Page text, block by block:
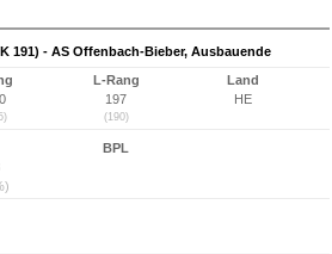
191) - AS Offenbach-Bieber, Ausbauende
L-Rang
197
(190)
Land
HE
BPL